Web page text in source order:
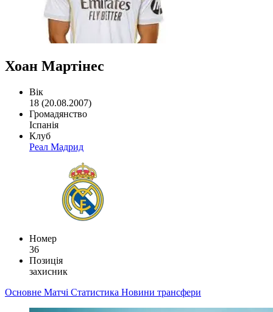
Хоан Мартінес
Вік
18 (20.08.2007)
Громадянство
Іспанія
Клуб
Реал Мадрид
Номер
36
Позиція
захисник
Основне Матчі Статистика Новини трансфери